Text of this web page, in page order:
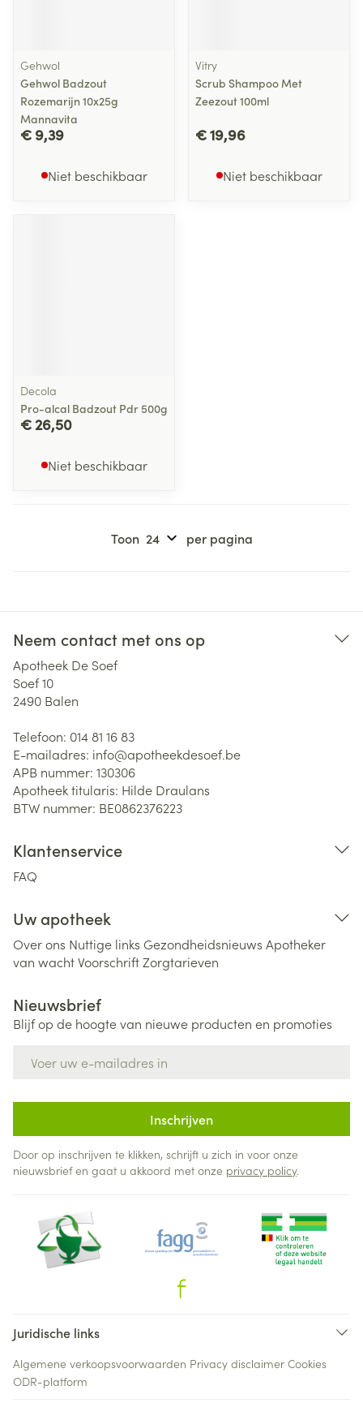
Gehwol
Gehwol Badzout
Rozemarijn 10x25g
Mannavita
€ 9,39
Niet beschikbaar
Vitry
Scrub Shampoo Met
Zeezout 100ml
€ 19,96
Niet beschikbaar
Decola
Pro-alcal Badzout Pdr 500g
€ 26,50
Niet beschikbaar
Toon per pagina
Neem contact met ons op
Apotheek De Soef
Soef 10
2490 Balen
Telefoon: 014 81 16 83
E-mailadres: info@apotheekdesoef.be
APB nummer: 130306
Apotheek titularis: Hilde Draulans
BTW nummer: BE0862376223
Klantenservice
FAQ
Uw apotheek
Over ons Nuttige links Gezondheidsnieuws Apotheker
van wachtVoorschriftZorgtarieven
Nieuwsbrief
Blijf op de hoogte van nieuwe producten en promoties
Inschrijven
Door op inschrijven te klikken, schrijft u zich in voor onze
nieuwsbrief en gaat u akkoord met onze privacy policy.
Juridische links
Algemene verkoopsvoorwaarden Privacy disclaimer Cookies
ODR-platform